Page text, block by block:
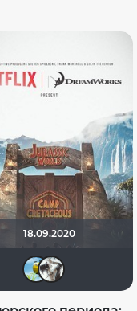
Abutalipov
18.09.2020